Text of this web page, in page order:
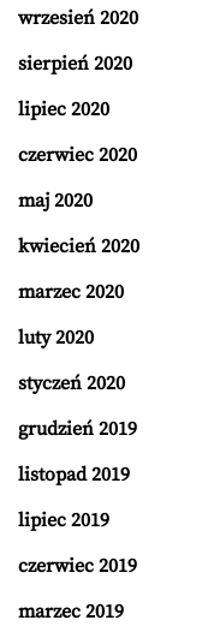
wrzesień 2020
sierpień 2020
lipiec 2020
czerwiec 2020
maj 2020
kwiecień 2020
marzec 2020
luty 2020
styczeń 2020
grudzień 2019
listopad 2019
lipiec 2019
czerwiec 2019
marzec 2019